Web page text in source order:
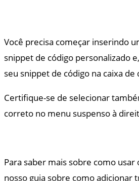
Você precisa começar inserindo
snippet de código personalizado
seu snippet de código na caixa de
Certifique-se de selecionar
correto no menu suspenso à
Para saber mais sobre como usar
nosso guia sobre como adicionar